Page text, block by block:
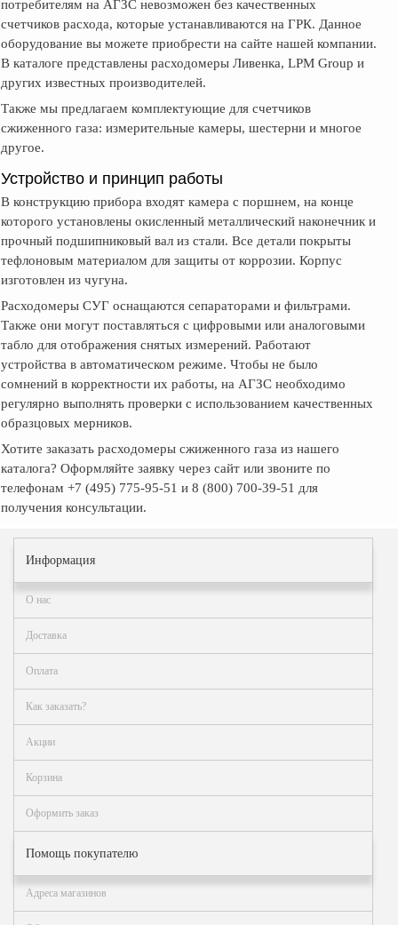
потребителям на АГЗС невозможен без качественных
счетчиков расхода, которые устанавливаются на ГРК. Данное
оборудование вы можете приобрести на сайте нашей компании.
В каталоге представлены расходомеры Ливенка, LPM Group и
других известных производителей.
Также мы предлагаем комплектующие для счетчиков
сжиженного газа: измерительные камеры, шестерни и многое
другое.
Устройство и принцип работы
В конструкцию прибора входят камера с поршнем, на конце
которого установлены окисленный металлический наконечник и
прочный подшипниковый вал из стали. Все детали покрыты
тефлоновым материалом для защиты от коррозии. Корпус
изготовлен из чугуна.
Расходомеры СУГ оснащаются сепараторами и фильтрами.
Также они могут поставляться с цифровыми или аналоговыми
табло для отображения снятых измерений. Работают
устройства в автоматическом режиме. Чтобы не было
сомнений в корректности их работы, на АГЗС необходимо
регулярно выполнять проверки с использованием качественных
образцовых мерников.
Хотите заказать расходомеры сжиженного газа из нашего
каталога? Оформляйте заявку через сайт или звоните по
телефонам +7 (495) 775-95-51 и 8 (800) 700-39-51 для
получения консультации.
Информация
О нас
Доставка
Оплата
Как заказать?
Акции
Корзина
Оформить заказ
Помощь покупателю
Адреса магазинов